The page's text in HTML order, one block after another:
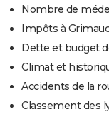
Nombre de
Impôts à
Dette et budget
Climat et
Accidents de la
Classement des